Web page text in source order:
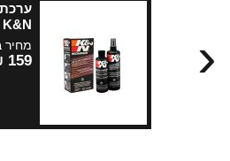
ערכת
K&N
מחיר
159 ₪ ‹